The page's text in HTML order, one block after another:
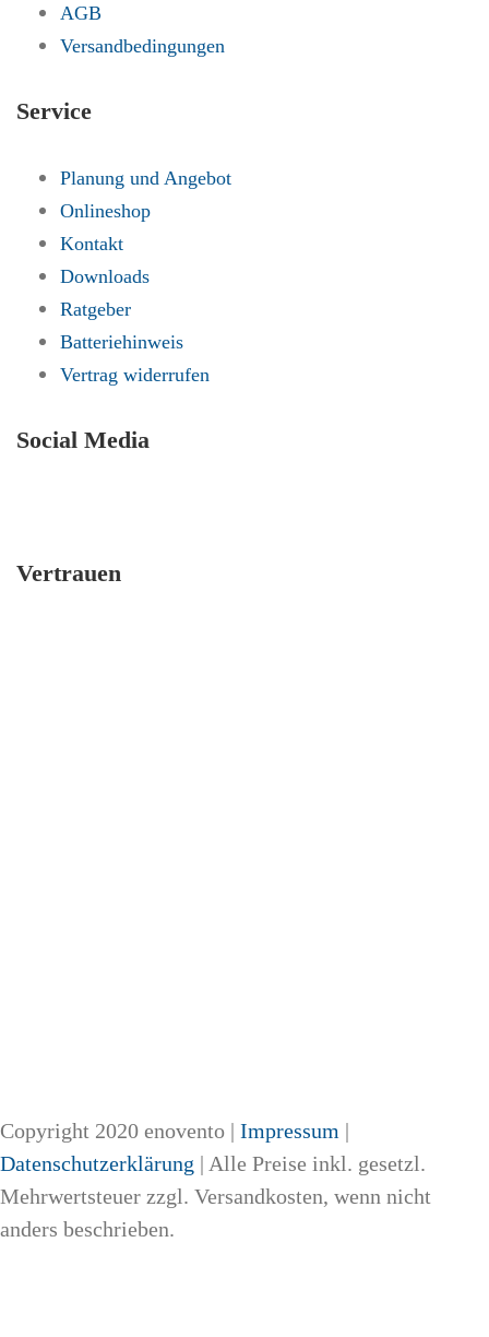
AGB
Versandbedingungen
Service
Planung und Angebot
Onlineshop
Kontakt
Downloads
Ratgeber
Batteriehinweis
Vertrag widerrufen
Social Media
Vertrauen
Copyright 2020 enovento | Impressum |
Datenschutzerklärung | Alle Preise inkl. gesetzl.
Mehrwertsteuer zzgl. Versandkosten, wenn nicht
anders beschrieben.